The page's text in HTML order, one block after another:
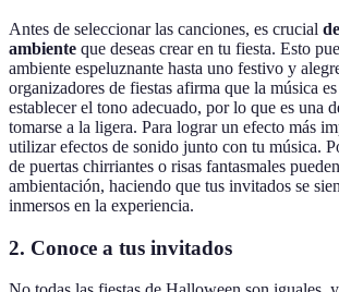
Antes de seleccionar las canciones, es crucial
ambiente que deseas crear en tu fiesta. Esto
ambiente espeluznante hasta uno festivo y
organizadores de fiestas afirma que la música
establecer el tono adecuado, por lo que es una
tomarse a la ligera. Para lograr un efecto más
utilizar efectos de sonido junto con tu música.
de puertas chirriantes o risas fantasmales
ambientación, haciendo que tus invitados se
inmersos en la experiencia.
2. Conoce a tus invitados